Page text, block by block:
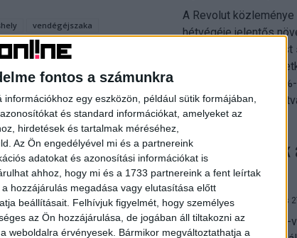
fontos a számunkra
egy eszközön, például sütik formájában,
és standard információkat, amelyeket az
hirdetések és tartalmak méréséhez,
Az Ön engedélyével mi és a partnereink
adatokat és azonosítási információkat is
ahhoz, hogy mi és a 1733 partnereink a fent leírtak
hozzájárulás megadása vagy elutasítása előtt
beállításait. Felhívjuk figyelmét, hogy személyes
az Ön hozzájárulása, de jogában áll tiltakozni az
weboldalra érvényesek. Bármikor megváltoztathatja a
vendégéjszaka
Következő cikk
Európában a telefonálásban
A Revolut
hétvégéje jelentős
aktivitásban
kiderül, hogy a
versenyhétvégén
hétvégéhez
Rekordok
mindent vitt
Digital Center 2026. július
A 2026-os labdarúgó-